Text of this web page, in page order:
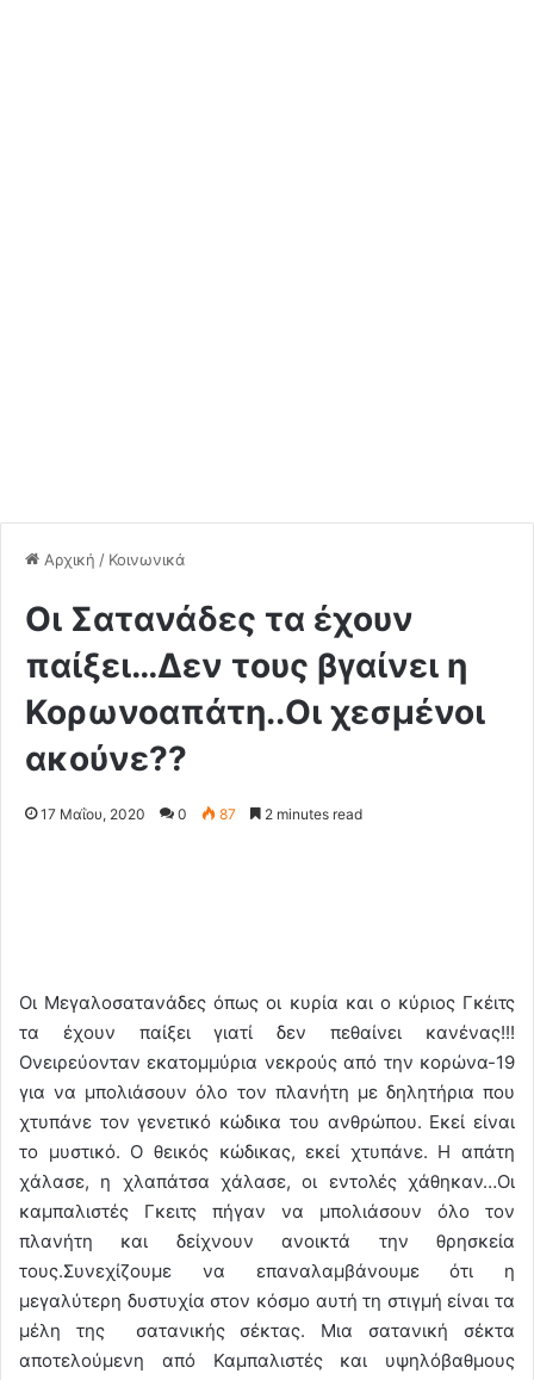
Αρχική / Κοινωνικά
Οι Σατανάδες τα έχουν
παίξει…Δεν τους βγαίνει η
Κορωνοαπάτη..Οι χεσμένοι
ακούνε??
17 Μαΐου, 2020 0 87 2 minutes read
Οι Μεγαλοσατανάδες όπως οι κυρία και ο κύριος Γκέιτς
τα έχουν παίξει γιατί δεν πεθαίνει κανένας!!!
Ονειρεύονταν εκατομμύρια νεκρούς από την κορώνα-19
για να μπολιάσουν όλο τον πλανήτη με δηλητήρια που
χτυπάνε τον γενετικό κώδικα του ανθρώπου. Εκεί είναι
το μυστικό. Ο θεικός κώδικας, εκεί χτυπάνε. Η απάτη
χάλασε, η χλαπάτσα χάλασε, οι εντολές χάθηκαν…Οι
καμπαλιστές Γκειτς πήγαν να μπολιάσουν όλο τον
πλανήτη και δείχνουν ανοικτά την θρησκεία
τους.Συνεχίζουμε να επαναλαμβάνουμε ότι η
μεγαλύτερη δυστυχία στον κόσμο αυτή τη στιγμή είναι τα
μέλη της σατανικής σέκτας. Μια σατανική σέκτα
αποτελούμενη από Καμπαλιστές και υψηλόβαθμους